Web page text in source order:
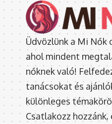
Üdvözlünk a Mi Nők
ahol mindent
nőknek való!
tanácsokat és
különleges
Csatlakozz hozzánk,